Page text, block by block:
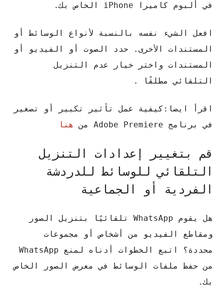
في ألبوم كاميرا iPhone الخاص بك.
افعل الشيء نفسه بالنسبة لأنواع الوسائط أو
المستندات الأخرى. حدد الصوت أو الفيديو أو
المستندات واختر خيار عدم التنزيل
التلقائي مطلقًا .
اقرأ ايضا:كيفية عمل تأثير تكبير أو تصغير
في برنامج Adobe Premiere من
هنا
قم بتغيير إعدادات التنزيل
التلقائي للوسائط للدردشة
الفردية أو الجماعية
هل يقوم WhatsApp تلقائيًا بتنزيل الصور
ومقاطع الفيديو من أشخاص أو مجموعات
محددة؟ اتبع الخطوات أدناه لمنع WhatsApp
من حفظ ملفات الوسائط في معرض الصور الخاص
بك.